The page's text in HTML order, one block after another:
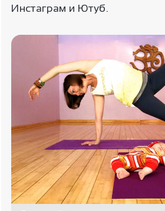
Инстаграм и Ютуб.